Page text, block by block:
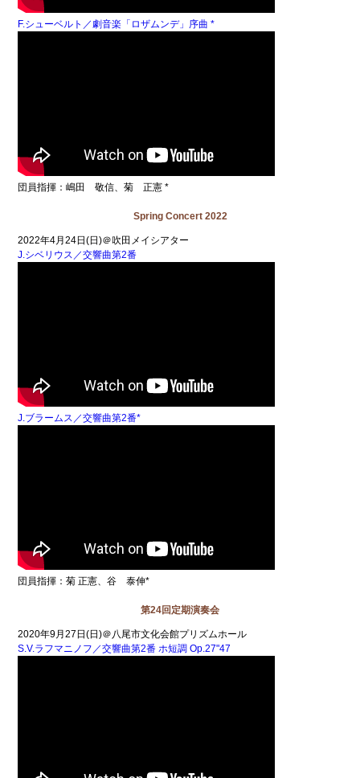
F.シューベルト／劇音楽「ロザムンデ」序曲 *
団員指揮：嶋田 敬信、菊 正憲 *
Spring Concert 2022
2022年4月24日(日)＠吹田メイシアター
J.シベリウス／交響曲第2番
J.ブラームス／交響曲第2番*
団員指揮：菊 正憲、谷 泰伸*
第24回定期演奏会
2020年9月27日(日)＠八尾市文化会館プリズムホール
S.V.ラフマニノフ／交響曲第2番 ホ短調 Op.27"47